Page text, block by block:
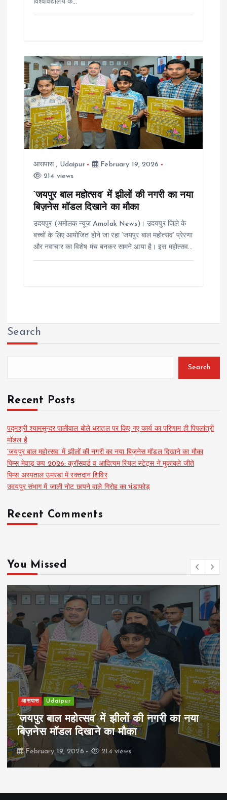
विश्वविद्यालय के…
आसपास, Udaipur
February 19, 2026
214 views
‘जयपुर बाल महोत्सव’ में झीलों की नगरी का नया
बिज़नेस मॉडल दिखाने का मौका
उदयपुर (अमोलक न्यूज Amolak News)। उदयपुर जिले के
बच्चों के लिए आयोजित होने जा रहा ‘जयपुर बाल महोत्सव’ प्रेरणा
और नवाचार का विशेष मंच बनकर सामने आया है। इस महोत्सव…
Search
Search
Recent Posts
पद्मश्री श्यामसुन्दर पालीवाल बोले धरातल पर किए गए कार्य का परिणाम ही पिपलांत्री
मॉडल है
‘जयपुर बाल महोत्सव’ में झीलों की नगरी का नया बिज़नेस मॉडल दिखाने का मौका
पिम्स मेवाड़ कप 2026: क्रॉसवर्ड व आदित्यम रियल स्टेट्स ने मुकाबले जीते
पिम्स अस्पताल उमरडा में रक्तदान शिविर
उदयपुर संभाग में जाली नोट छापने वाले गिरोह का भंडाफोड़
Recent Comments
You Missed
आसपास Udaipur
‘जयपुर बाल महोत्सव’ में झीलों की नगरी का नया
बिज़नेस मॉडल दिखाने का मौका
February 19, 2026 214 views